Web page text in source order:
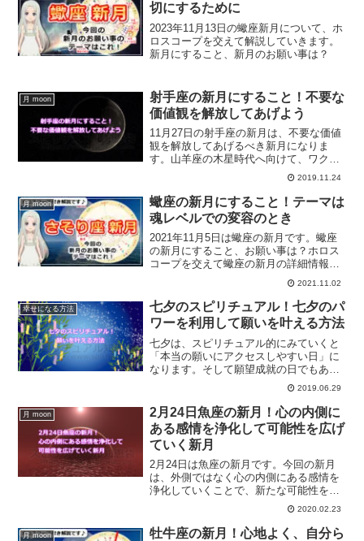
切にするために
2023年11月13日の蠍座新月について、ホ
ロスコープを交えて解説していきます。
新月にすること、新月のお願い事は？
月 moon
射手座の新月にすること！不要な
価値観を解放してあげよう
11月27日の射手座の新月は、不要な価値
観を解放してあげるべき新月になりま
す。山羊座の木星時代へ向けて、ワクワ
クを取り入れ、地固めに向けて出発する
ときとなりそうです。射手座の新月の詳
細をホロスコープを交えて解説します。
2019.11.24
月 moon
蠍座の新月にすること！テーマは
魂レベルでの変容のとき
2021年11月5日は蠍座の新月です。蠍座
の新月にすること、お願い事は？ホロス
コープを交えて蠍座の新月の詳細情報を
2021.11.02
幸せになる方法
七夕のスピリチュアル！七夕のパ
ワーを利用して願いを叶える方法
七夕は、スピリチュアル的にみていくと
「本当の願いにアクセスしやすい日」に
なります。そして願望成就の日でもあり
ます。七夕のパワーを利用して願いを叶
2019.06.29
月 moon
2月24日魚座の新月！心の内側に
ある感情を浄化して可能性を広げ
ていく新月
2月24日は魚座の新月です。今回の新月
は、外側ではなく心の内側にある感情を
浄化していくことで、新たな可能性を広
げていくことができる新月です。うお座
の新月の詳細情報を、ホロスコープを交
えて解説していきます。
2020.02.23
月 moon
牡牛座の新月！心地よく、自分ら